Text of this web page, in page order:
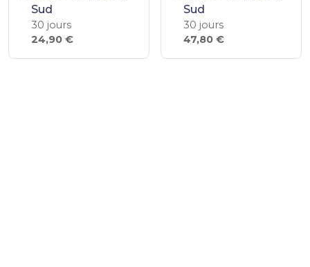
Sud
30 jours
24,90 €
Sud
30 jours
47,80 €